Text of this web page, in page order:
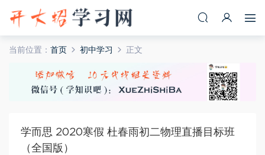
当前位置： 首页 初中学习 正文
学而思 2020寒假 杜春雨初二物理直播目标班
（全国版）